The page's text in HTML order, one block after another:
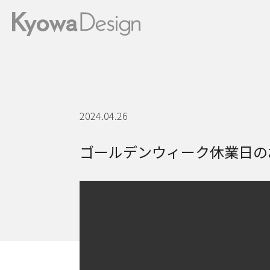
2024.04.26
ゴールデンウィーク休業日